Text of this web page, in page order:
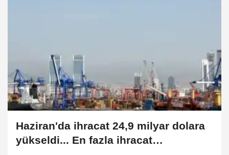
Haziran'da ihracat 24,9 milyar dolara
yükseldi... En fazla ihracat